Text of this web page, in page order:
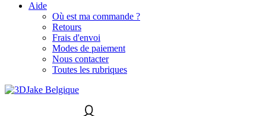
Aide
Où est ma commande ?
Retours
Frais d'envoi
Modes de paiement
Nous contacter
Toutes les rubriques